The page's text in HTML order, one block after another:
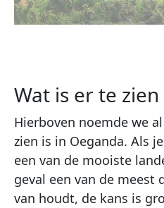
Wat is er te zien
Hierboven noemde we
zien is in Oeganda. Als
een van de mooiste
geval een van de meest
van houdt, de kans is